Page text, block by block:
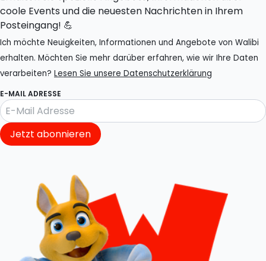
coole Events und die neuesten Nachrichten in Ihrem
Posteingang! 💪
Ich möchte Neuigkeiten, Informationen und Angebote von Walibi
erhalten. Möchten Sie mehr darüber erfahren, wie wir Ihre Daten
verarbeiten? Lesen Sie unsere Datenschutzerklärung
E-MAIL ADRESSE
Jetzt abonnieren